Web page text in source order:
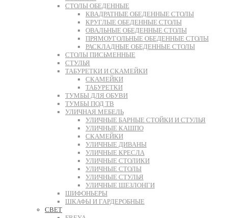
СТОЛЫ ОБЕДЕННЫЕ
КВАДРАТНЫЕ ОБЕДЕННЫЕ СТОЛЫ
КРУГЛЫЕ ОБЕДЕННЫЕ СТОЛЫ
ОВАЛЬНЫЕ ОБЕДЕННЫЕ СТОЛЫ
ПРЯМОУГОЛЬНЫЕ ОБЕДЕННЫЕ СТОЛЫ
РАСКЛАДНЫЕ ОБЕДЕННЫЕ СТОЛЫ
СТОЛЫ ПИСЬМЕННЫЕ
СТУЛЬЯ
ТАБУРЕТКИ И СКАМЕЙКИ
СКАМЕЙКИ
ТАБУРЕТКИ
ТУМБЫ ДЛЯ ОБУВИ
ТУМБЫ ПОД ТВ
УЛИЧНАЯ МЕБЕЛЬ
УЛИЧНЫЕ БАРНЫЕ СТОЙКИ И СТУЛЬЯ
УЛИЧНЫЕ КАШПО
СКАМЕЙКИ
УЛИЧНЫЕ ДИВАНЫ
УЛИЧНЫЕ КРЕСЛА
УЛИЧНЫЕ СТОЛИКИ
УЛИЧНЫЕ СТОЛЫ
УЛИЧНЫЕ СТУЛЬЯ
УЛИЧНЫЕ ШЕЗЛОНГИ
ШИФОНЬЕРЫ
ШКАФЫ И ГАРДЕРОБНЫЕ
СВЕТ